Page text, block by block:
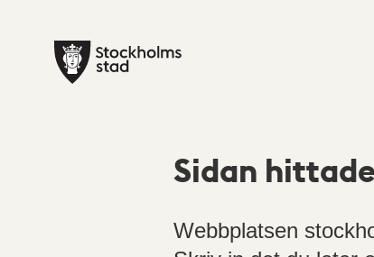
Sidan
Webbplatsen